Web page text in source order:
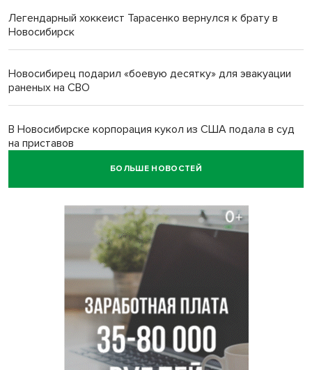
Легендарный хоккеист Тарасенко вернулся к брату в
Новосибирск
Новосибирец подарил «боевую десятку» для эвакуации
раненых на СВО
В Новосибирске корпорация кукол из США подала в суд
на приставов
БОЛЬШЕ НОВОСТЕЙ